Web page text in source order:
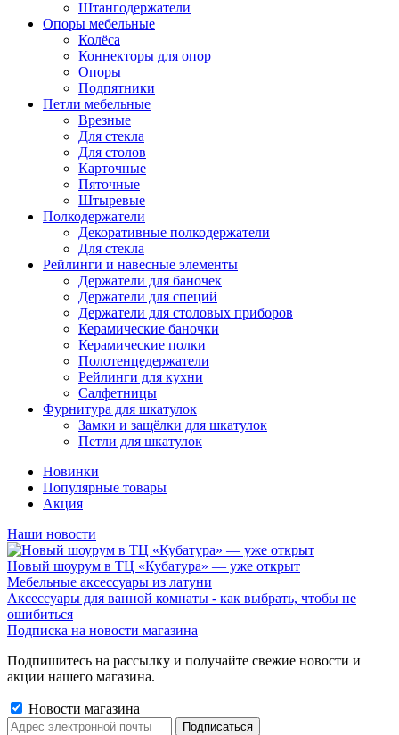
Штангодержатели
Опоры мебельные
Колёса
Коннекторы для опор
Опоры
Подпятники
Петли мебельные
Врезные
Для стекла
Для столов
Карточные
Пяточные
Штыревые
Полкодержатели
Декоративные полкодержатели
Для стекла
Рейлинги и навесные элементы
Держатели для баночек
Держатели для специй
Держатели для столовых приборов
Керамические баночки
Керамические полки
Полотенцедержатели
Рейлинги для кухни
Салфетницы
Фурнитура для шкатулок
Замки и защёлки для шкатулок
Петли для шкатулок
Новинки
Популярные товары
Акция
Наши новости
Новый шоурум в ТЦ «Кубатура» — уже открыт
Мебельные аксессуары из латуни
Аксессуары для ванной комнаты - как выбрать, чтобы не
ошибиться
Подписка на новости магазина
Подпишитесь на рассылку и получайте свежие новости и
акции нашего магазина.
Новости магазина